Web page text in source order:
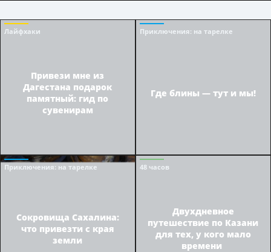
Лайфхаки
Привези мне из
Дагестана подарок
памятный: гид по
сувенирам
Приключения: на тарелке
Где блины — тут и мы!
Приключения: на тарелке
Сокровища Сахалина:
что привезти с края
земли
48 часов
Двухдневное
путешествие по Казани
для тех, у кого мало
времени